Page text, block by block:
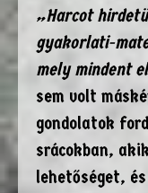
„Harcot
gyakorlati-
mely mindent
sem volt
gondolatok
srácokban,
lehetőséget,